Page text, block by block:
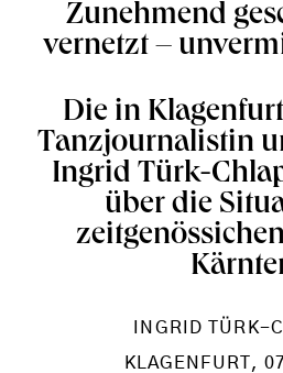
Zunehmend
vernetzt –
Die in
Tanzjournalistin
Ingrid Türk-
über die
INGRID TÜRK-
KLAGENFURT
,